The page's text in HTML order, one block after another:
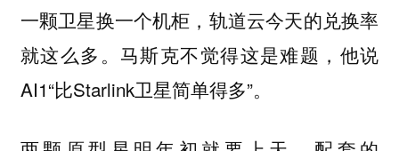
一颗卫星换一个机柜，轨道云今天的兑换率
就这么多。马斯克不觉得这是难题，他说
AI1“比Starlink卫星简单得多”。